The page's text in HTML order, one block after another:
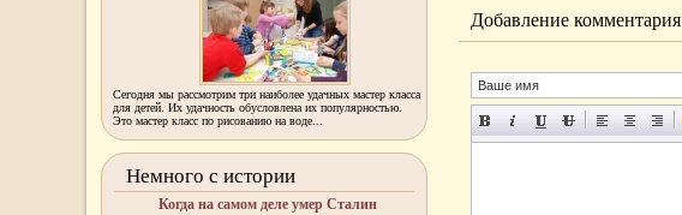
Добавление комментария
Сегодня мы рассмотрим три наиболее удачных мастер класса
для детей. Их удачность обусловлена их популярностью.
Это мастер класс по рисованию на воде...
Немного с истории
Когда на самом деле умер Сталин